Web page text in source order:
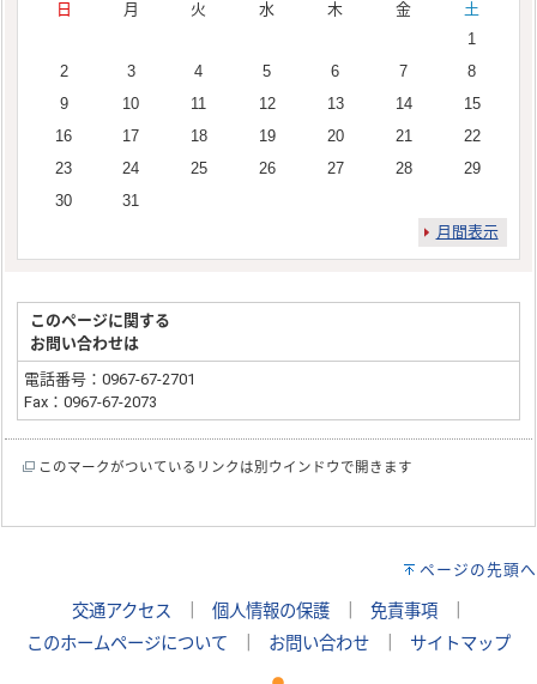
日 月 火 水 木 金
土
1
2
3 4 5 6 7
8
9
10 11 12 13 14
15
16
17 18 19 20 21
22
23
24 25 26 27 28
29
30
31
月間表示
このページに関する
お問い合わせは
電話番号：0967-67-2701
Fax：0967-67-2073
このマークがついているリンクは別ウインドウで開きます
ページの先頭へ
交通アクセス 個人情報の保護 免責事項
このホームページについて
お問い合わせ サイトマップ